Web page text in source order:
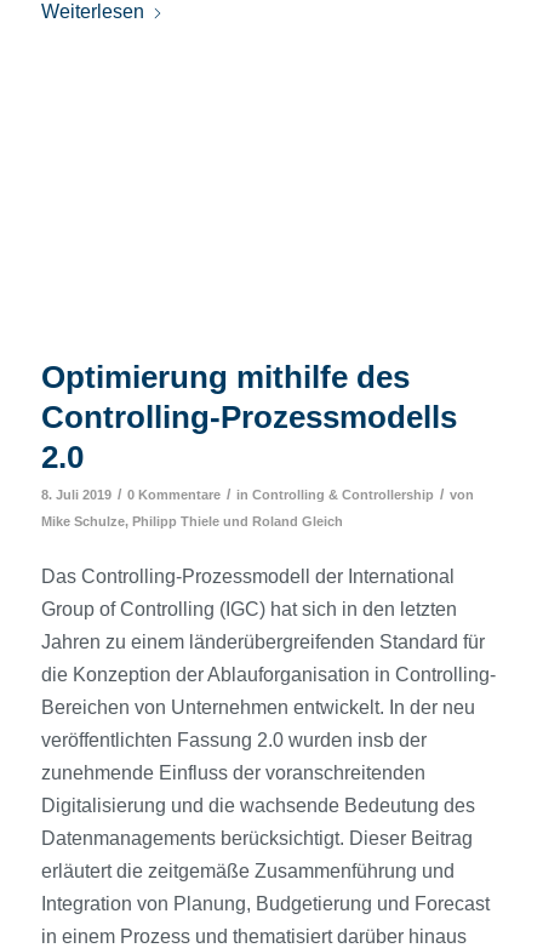
Weiterlesen
Optimierung mithilfe des
Controlling-Prozessmodells
2.0
8. Juli 2019 / 0 Kommentare / in Controlling & Controllership / von
Mike Schulze, Philipp Thieleund Roland Gleich
Das Controlling-Prozessmodell der International
Group of Controlling (IGC) hat sich in den letzten
Jahren zu einem länderübergreifenden Standard für
die Konzeption der Ablauf­organisation in Controlling-
Bereichen von Unternehmen entwickelt. In der neu
veröffentlichten Fassung 2.0 wurden insb der
zunehmende Einfluss der voranschreitenden
Digitalisierung und die wachsende Bedeutung des
Datenmanagements berücksichtigt. Dieser Beitrag
erläutert die zeitgemäße Zusammenführung und
Integration von Planung, Budgetierung und Forecast
in einem Prozess und thematisiert darüber hinaus